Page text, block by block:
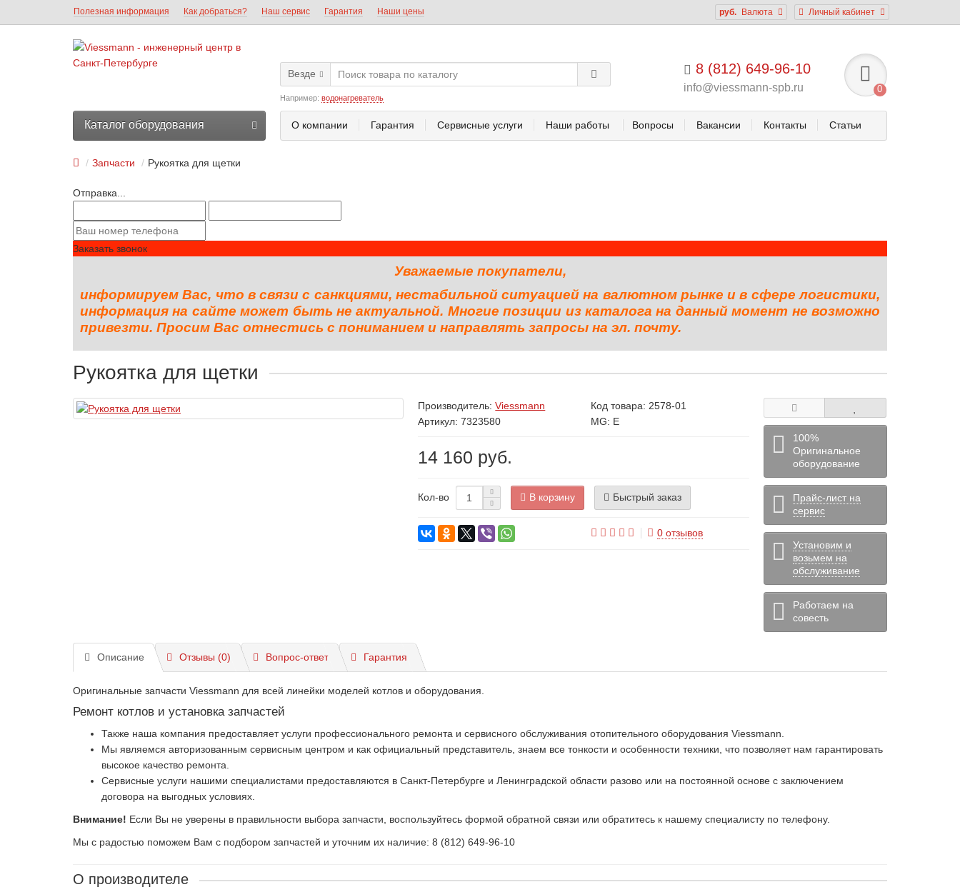
Личный кабинет
руб. Валюта
Полезная информация Как добраться? Наш сервис Гарантия Наши цены
8 (812) 649-96-10
info@viessmann-spb.ru 0
Везде
Например: водонагреватель
О компании Гарантия Сервисные услуги Наши работы Вопросы Вакансии Контакты Статьи
Каталог оборудования
Запчасти Рукоятка для щетки
Отправка...
Заказать звонок
Уважаемые покупатели,
информируем Вас, что в связи с санкциями, нестабильной ситуацией на валютном рынке и в сфере логистики,
информация на сайте может быть не актуальной. Многие позиции из каталога на данный момент не возможно
привезти. Просим Вас отнестись с пониманием и направлять запросы на эл. почту.
Рукоятка для щетки
Производитель:Viessmann Код товара: 2578-01
Артикул: 7323580
MG: E
14 160 руб.
Кол-во В корзину Быстрый заказ
0 отзывов
100%
Оригинальное
оборудование
Прайс-лист на
сервис
Установим и
возьмем на
обслуживание
Работаем на
совесть
Описание Отзывы (0) Вопрос-ответ Гарантия
Оригинальные запчасти Viessmann для всей линейки моделей котлов и оборудования.
Ремонт котлов и установка запчастей
Также наша компания предоставляет услуги профессионального ремонта и сервисного обслуживания отопительного оборудования Viessmann.
Мы являемся авторизованным сервисным центром и как официальный представитель, знаем все тонкости и особенности техники, что позволяет нам гарантировать
высокое качество ремонта.
Сервисные услуги нашими специалистами предоставляются в Санкт-Петербурге и Ленинградской области разово или на постоянной основе с заключением
договора на выгодных условиях.
Внимание! Если Вы не уверены в правильности выбора запчасти, воспользуйтесь формой обратной связи или обратитесь к нашему специалисту по телефону.
Мы с радостью поможем Вам с подбором запчастей и уточним их наличие: 8 (812) 649-96-10
О производителе